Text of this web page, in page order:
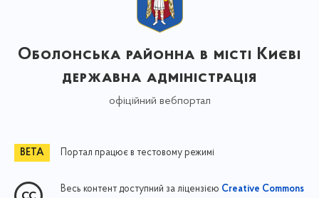
Оболонська районна в місті Києві
державна адміністрація
офіційний вебпортал
Портал працює в тестовому режимі
Весь контент доступний за ліцензією Creative Commons